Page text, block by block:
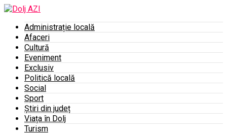
Administrație locală
Afaceri
Cultură
Eveniment
Exclusiv
Politică locală
Social
Sport
Știri din județ
Viața în Dolj
Turism